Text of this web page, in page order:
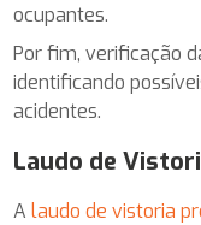
ocupantes.
Por fim, verificação
identificando
acidentes.
Laudo de
Alaudo de vistoria